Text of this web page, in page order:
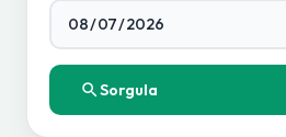
Sorgula